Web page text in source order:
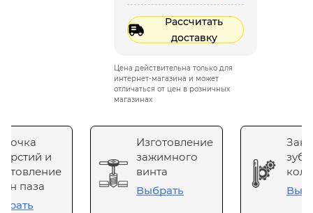
Рассчитать
доставку
Цена действительна только для
интернет-магазина и может
отличаться от цен в розничных
магазинах
и
паза
Изготовление
зажимного
винта
Выбрать